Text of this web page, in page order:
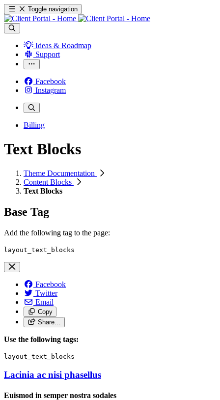
Toggle navigation
Ideas & Roadmap
Support
Facebook
Instagram
Billing
Text Blocks
Theme Documentation
Content Blocks
Text Blocks
Base Tag
Add the following tag to the page:
layout_text_blocks
Facebook
Twitter
Email
Copy
Share…
Use the following tags:
layout_text_blocks
Lacinia ac nisi phasellus
Euismod in semper nostra sodales